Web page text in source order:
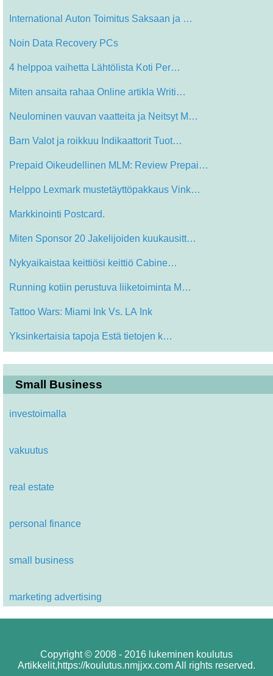
International Auton Toimitus Saksaan ja …
Noin Data Recovery PCs
4 helppoa vaihetta Lähtölista Koti Per…
Miten ansaita rahaa Online artikla Writi…
Neulominen vauvan vaatteita ja Neitsyt M…
Barn Valot ja roikkuu Indikaattorit Tuot…
Prepaid Oikeudellinen MLM: Review Prepai…
Helppo Lexmark mustetäyttöpakkaus Vink…
Markkinointi Postcard.
Miten Sponsor 20 Jakelijoiden kuukausitt…
Nykyaikaistaa keittiösi keittiö Cabine…
Running kotiin perustuva liiketoiminta M…
Tattoo Wars: Miami Ink Vs. LA Ink
Yksinkertaisia ​​tapoja Estä tietojen k…
Small Business
investoimalla
vakuutus
real estate
personal finance
small business
marketing advertising
Copyright © 2008 - 2016 lukeminen koulutus
Artikkelit,https://koulutus.nmjjxx.com All rights reserved.